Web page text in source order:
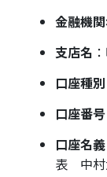
金融機
支店名
口座種別
口座番号
口座名義
表 中村